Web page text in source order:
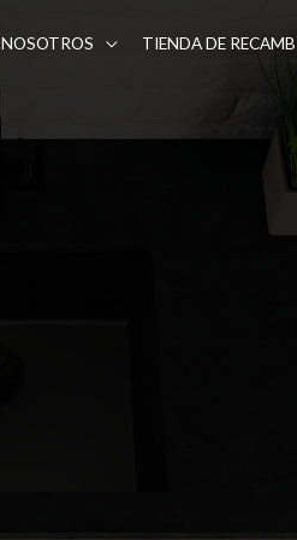
NOSOTROS TIENDA DE